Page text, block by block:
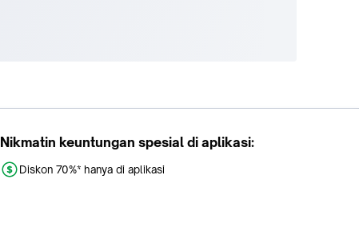
Nikmatin keuntungan spesial di aplikasi:
Diskon 70%* hanya di aplikasi